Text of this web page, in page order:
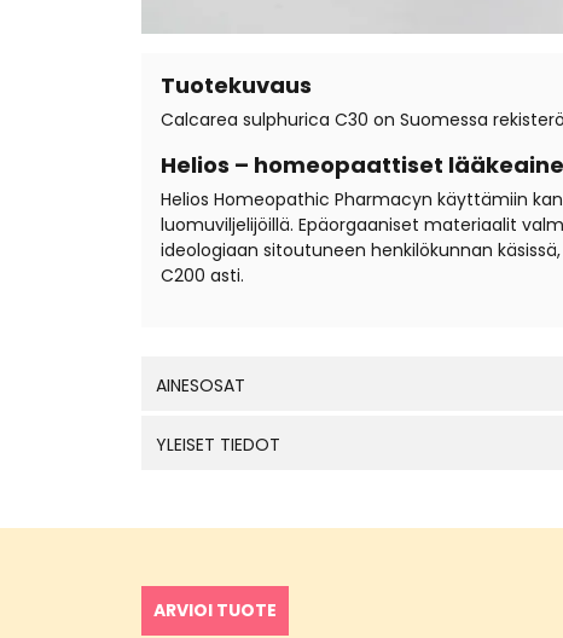
Tuotekuvaus
Calcarea sulphurica C30 on Suomessa
Helios – homeopaattiset
Helios Homeopathic Pharmacyn käyttämiin
luomuviljelijöillä. Epäorgaaniset materiaalit
ideologiaan sitoutuneen henkilökunnan
C200 asti.
AINESOSAT
YLEISET TIEDOT
ARVIOI TUOTE